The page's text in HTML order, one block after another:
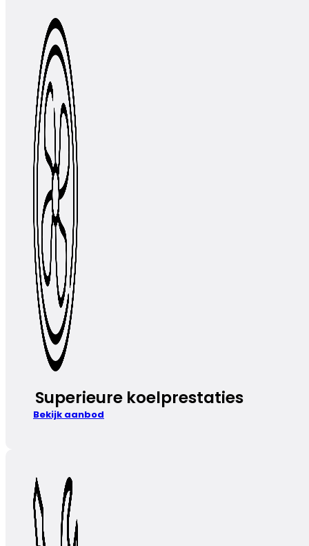
Superieure koelprestaties
Bekijk aanbod